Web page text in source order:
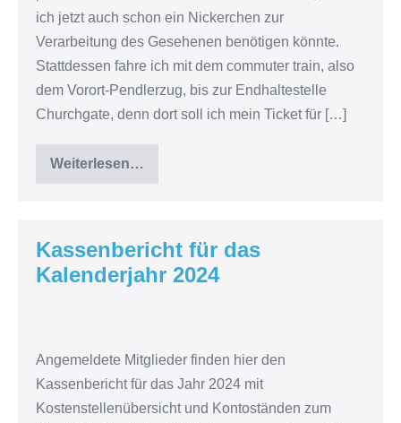
ich jetzt auch schon ein Nickerchen zur
Verarbeitung des Gesehenen benötigen könnte.
Stattdessen fahre ich mit dem commuter train, also
dem Vorort-Pendlerzug, bis zur Endhaltestelle
Churchgate, denn dort soll ich mein Ticket für […]
Weiterlesen…
IN
HALBE
WELT
Kassenbericht für das
Kalenderjahr 2024
das
Kalenderjahr
2024
Angemeldete Mitglieder finden hier den
Kassenbericht für das Jahr 2024 mit
Kostenstellenübersicht und Kontoständen zum